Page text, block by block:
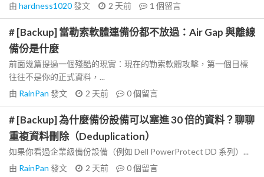
由 hardness1020發文 2 天前 1 個留言
# [Backup] 當勒索軟體連備份都不放過：Air Gap 與離線
備份是什麼
前面幾篇提過一個殘酷的現實：現在的勒索軟體攻擊，第一個目標
往往不是你的正式資料，...
由 RainPan 發文 2 天前 0個留言
# [Backup] 為什麼備份設備可以塞進 30 倍的資料？聊聊
重複資料刪除（Deduplication）
如果你看過企業級備份設備（例如 Dell PowerProtect DD 系列）...
由 RainPan 發文 2 天前 0個留言